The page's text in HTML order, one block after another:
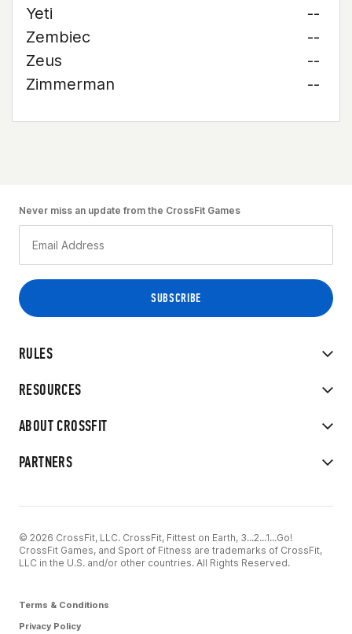
Yeti
--
Zembiec
--
Zeus
--
Zimmerman
--
RULES
RESOURCES
ABOUT CROSSFIT
PARTNERS
Never miss an update from the CrossFit Games
© 2026 CrossFit, LLC. CrossFit, Fittest on Earth, 3...2...1...Go!
CrossFit Games, and Sport of Fitness are trademarks of CrossFit,
LLC in the U.S. and/or other countries. All Rights Reserved.
Terms & Conditions
Privacy Policy